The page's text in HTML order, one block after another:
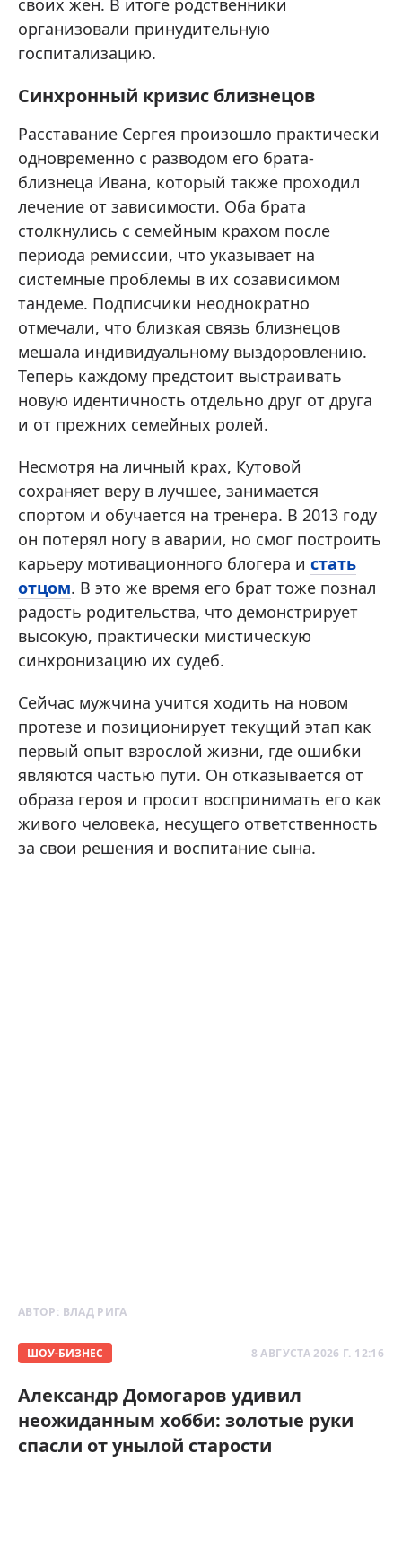
своих жен. В итоге родственники
организовали принудительную
госпитализацию.
Синхронный кризис близнецов
Расставание Сергея произошло практически
одновременно с разводом его брата-
близнеца Ивана, который также проходил
лечение от зависимости. Оба брата
столкнулись с семейным крахом после
периода ремиссии, что указывает на
системные проблемы в их созависимом
тандеме. Подписчики неоднократно
отмечали, что близкая связь близнецов
мешала индивидуальному выздоровлению.
Теперь каждому предстоит выстраивать
новую идентичность отдельно друг от друга
и от прежних семейных ролей.
Несмотря на личный крах, Кутовой
сохраняет веру в лучшее, занимается
спортом и обучается на тренера. В 2013 году
он потерял ногу в аварии, но смог построить
карьеру мотивационного блогера и стать
отцом. В это же время его брат тоже познал
радость родительства, что демонстрирует
высокую, практически мистическую
синхронизацию их судеб.
Сейчас мужчина учится ходить на новом
протезе и позиционирует текущий этап как
первый опыт взрослой жизни, где ошибки
являются частью пути. Он отказывается от
образа героя и просит воспринимать его как
живого человека, несущего ответственность
за свои решения и воспитание сына.
АВТОР: ВЛАД РИГА
ШОУ-БИЗНЕС 8 АВГУСТА 2026 Г. 12:16
Александр Домогаров удивил
неожиданным хобби: золотые руки
спасли от унылой старости